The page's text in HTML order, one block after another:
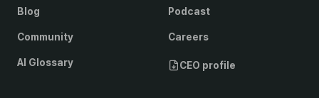
Blog Podcast
Community Careers
AI Glossary CEO profile